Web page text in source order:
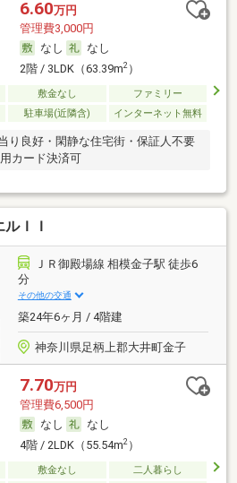
6.60万円
管理費3,000円
なし
なし
2階 / 3LDK（63.39m2）
敷金なし
ファミリー
駐車場(近隣含) インターネット無料
り良好・閑静な住宅街・保証人不要
カード決済可
ＩＩ
ＪＲ御殿場線 相模金子駅 徒歩6
分
その他の交通
築24年6ヶ月 / 4階建
神奈川県足柄上郡大井町金子
7.70万円
管理費6,500円
なし
なし
4階 / 2LDK（55.54m2）
敷金なし
二人暮らし